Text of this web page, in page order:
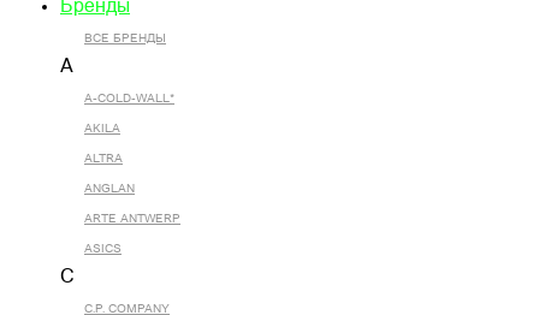
Бренды
ВСЕ БРЕНДЫ
A
A-COLD-WALL*
AKILA
ALTRA
ANGLAN
ARTE ANTWERP
ASICS
C
C.P. COMPANY